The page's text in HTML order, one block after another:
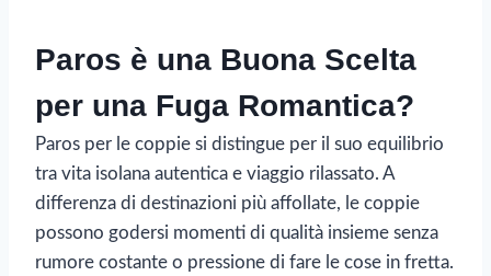
Paros è una Buona Scelta
per una Fuga Romantica?
Paros per le coppie si distingue per il suo equilibrio
tra vita isolana autentica e viaggio rilassato. A
differenza di destinazioni più affollate, le coppie
possono godersi momenti di qualità insieme senza
rumore costante o pressione di fare le cose in fretta.